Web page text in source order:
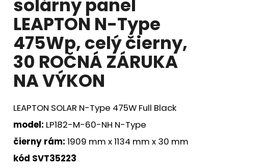
solárny panel
LEAPTON N-Type
475Wp, celý čierny,
30 ROČNÁ ZÁRUKA
NA VÝKON
LEAPTON SOLAR N-Type 475W Full Black
model: LP182-M-60-NH N-Type
čierny rám: 1909 mm x 1134 mm x 30 mm
kód SVT35223
ŠIKMÁ KONŠTRUKCIA PRE 14
VO VERTIKÁLNOM SMERE